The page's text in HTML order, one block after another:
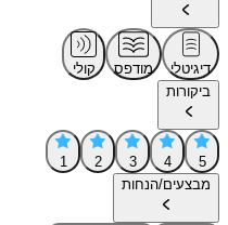
דיגיטלי מודפס
קולי
ביקורות
5
4
3
2
1
מבצעים/הנחות